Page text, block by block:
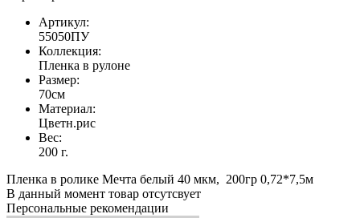
Артикул:
55050ПУ
Коллекция:
Пленка в рулоне
Размер:
70см
Материал:
Цветн.рис
Вес:
200 г.
Пленка в ролике Мечта белый 40 мкм, 200гр 0,72*7,5м
В данный момент товар отсутсвует
Персональные рекомендации